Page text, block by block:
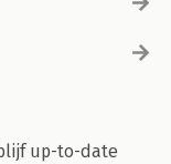
up-to-date